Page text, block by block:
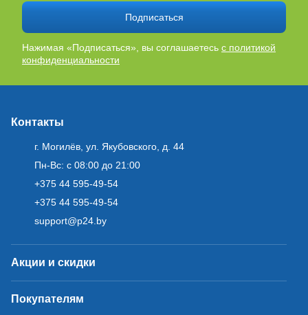
Подписаться
Нажимая «Подписаться», вы соглашаетесь с политикой
конфиденциальности
Контакты
г. Могилёв, ул. Якубовского, д. 44
Пн-Вс: с 08:00 до 21:00
+375 44 595-49-54
+375 44 595-49-54
support@p24.by
Акции и скидки
Покупателям